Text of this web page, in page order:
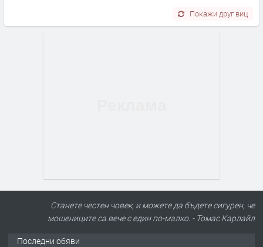
Покажи друг виц
Станете честен човек, и можете да бъдете сигурен, че
мошениците са вече с един по-малко. - Томас Карлайл
Последни обяви